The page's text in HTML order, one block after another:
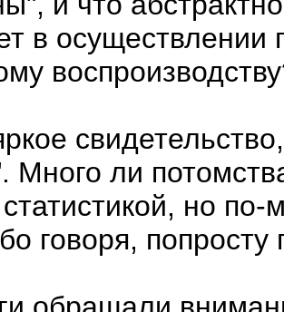
в
Много ли
но
говоря,